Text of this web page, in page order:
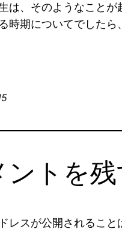
は、そのようなことが
時期についてでしたら
ントを
レスが公開されること